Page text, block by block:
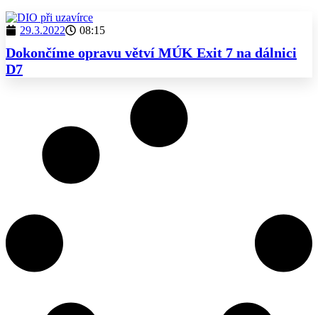
29.3.2022 08:15
Dokončíme opravu větví MÚK Exit 7 na dálnici
D7